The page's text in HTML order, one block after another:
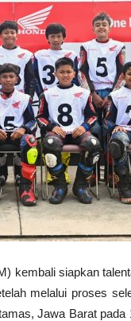
kembali siapkan
melalui proses
Jawa Barat